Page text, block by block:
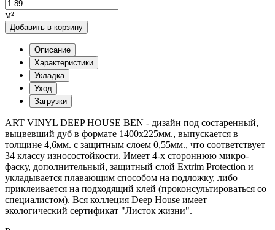
м²
Добавить в корзину
Описание
Характеристики
Укладка
Уход
Загрузки
ART VINYL DEEP HOUSE BEN - дизайн под состаренный,
выцвевший дуб в формате 1400х225мм., выпускается в
толщине 4,6мм. с защитным слоем 0,55мм., что соответствует
34 классу износостойкости. Имеет 4-х стороннюю микро-
фаску, дополнительный, защитный слой Extrim Protection и
укладывается плавающим способом на подложку, либо
приклеивается на подходящий клей (проконсультироваться со
специалистом). Вся коллеция Deep House имеет
экологический сертификат "Листок жизни".